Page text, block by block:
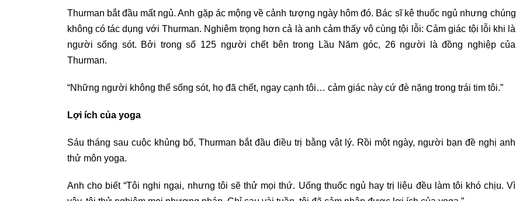
Thurman bắt đầu mất ngủ. Anh gặp ác mộng về cảnh tượng ngày hôm đó. Bác sĩ kê thuốc ngủ nhưng chúng
không có tác dụng với Thurman. Nghiêm trọng hơn cả là anh cảm thấy vô cùng tội lỗi: Cảm giác tội lỗi khi là
người sống sót. Bởi trong số 125 người chết bên trong Lầu Năm góc, 26 người là đồng nghiệp của
Thurman.
“Những người không thể sống sót, họ đã chết, ngay cạnh tôi… cảm giác này cứ đè nặng trong trái tim tôi.”
Lợi ích của yoga
Sáu tháng sau cuộc khủng bố, Thurman bắt đầu điều trị bằng vật lý. Rồi một ngày, người bạn đề nghị anh
thử môn yoga.
Anh cho biết “Tôi nghi ngại, nhưng tôi sẽ thử mọi thứ. Uống thuốc ngủ hay trị liệu đều làm tôi khó chịu. Vì